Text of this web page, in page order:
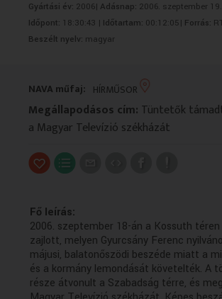
Gyártási év: 2006| Adásnap: 2006. szeptember 19.
Időpont: 18:30:43 | Időtartam: 00:12:05| Forrás:
Beszélt nyelv: magyar
NAVA műfaj: HÍRMŰSOR
Megállapodásos cím: Tüntetők
a Magyar Televízió székházát
Fő leírás:
2006. szeptember 18-án a Kossuth
zajlott, melyen Gyurcsány Ferenc
májusi, balatonőszödi beszéde miatt a
és a kormány lemondását követelték. A
része átvonult a Szabadság térre, és